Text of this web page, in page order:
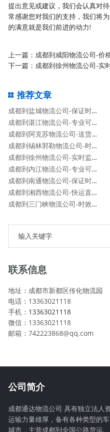
提出意见或建议，我们会认真对
常感谢您对我们的支持，我们将
的满意就是我们前进的动力!
上一篇： 成都到咸阳物流公司-价
下一篇： 成都到徐州物流公司-实
推荐文章
成都到盐城物流公司-保证时效「专业可靠」
成都到湛江物流公司-专业可靠「保证时效」
成都到阿克苏物流公司-送货上门「费用价格」
成都到锡林郭勒物流公司-时间多久「机动性高」
成都到徐州物流公司-实时监控「送货上门」
成都到内江物流公司-专业可靠「保证时效」
成都到南通物流公司-保证时效「专业可靠」
成都到湘西物流公司-快运直达「要几天时间」
成都到三门峡物流公司-时效稳定「免费取件」
联系信息
地址：成都市新都区传化物流园
电话：13363021118
手机： 13363021118
微信：13363021118
邮箱：742223868@qq.com
公司简介
成都通达物流公司 具有独立法人
运输力量雄厚，备有各种类型的
城市，主营成都到全国公路货运,